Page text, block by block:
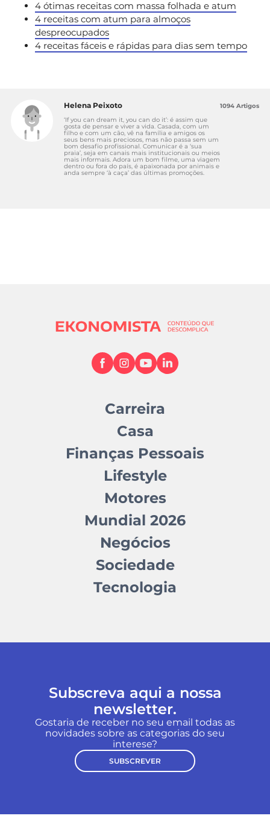
4 ótimas receitas com massa folhada e atum
4 receitas com atum para almoços
despreocupados
4 receitas fáceis e rápidas para dias sem tempo
Helena Peixoto
‘If you can dream it, you can do it’: é assim que
gosta de pensar e viver a vida. Casada, com um
filho e com um cão, vê na família e amigos os
seus bens mais preciosos, mas não passa sem um
bom desafio profissional. Comunicar é a ‘sua
praia’, seja em canais mais institucionais ou meios
mais informais. Adora um bom filme, uma viagem
dentro ou fora do país, é apaixonada por animais e
anda sempre ‘à caça’ das últimas promoções.
1094 Artigos
Carreira
Casa
Finanças Pessoais
Lifestyle
Motores
Mundial 2026
Negócios
Sociedade
Tecnologia
Subscreva aqui a nossa
newsletter.
Gostaria de receber no seu email todas as
novidades sobre as categorias do seu
interese?
SUBSCREVER